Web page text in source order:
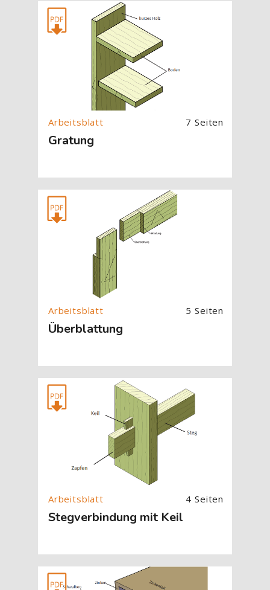
[Cocoon] About (Text with Image) überspringen
7 Seiten
Gratung
[Cocoon] About (Text with Image) überspringen
5 Seiten
Überblattung
[Cocoon] About (Text with Image) überspringen
4 Seiten
Stegverbindung mit Keil
[Cocoon] About (Text with Image) überspringen